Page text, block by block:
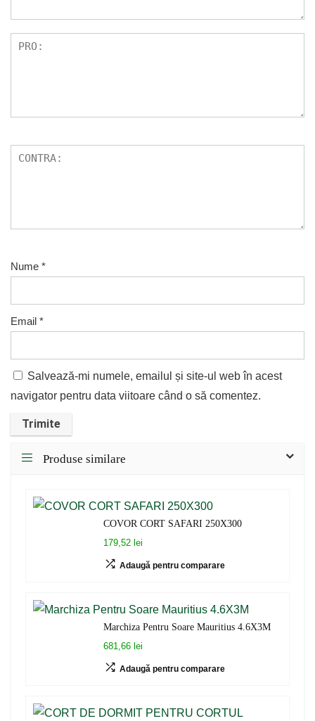
Nume *
Email *
Salvează-mi numele, emailul și site-ul web în acest
navigator pentru data viitoare când o să comentez.
Produse similare
COVOR CORT SAFARI 250X300
179,52 lei
Adaugă pentru comparare
Marchiza Pentru Soare Mauritius 4.6X3M
681,66 lei
Adaugă pentru comparare